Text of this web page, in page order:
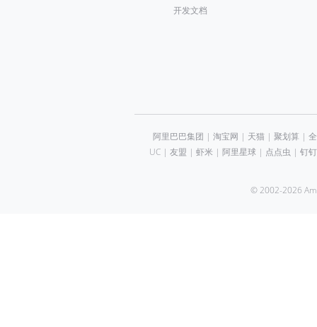
开发文档
阿里巴巴集团 | 淘宝网 | 天猫| 聚划算 |
UC| 友盟 | 虾米 | 阿里星球| 点点虫 | 钉钉
© 2002-2026